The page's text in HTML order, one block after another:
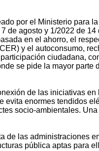
por el Ministerio para
de agosto y 1/2022 de 14
en el ahorro, el
y el autoconsumo,
ciudadana,
se pide la mayor parte
de las iniciativas en
enormes tendidos
socio-ambientales.
de las administraciones
pública aptas para